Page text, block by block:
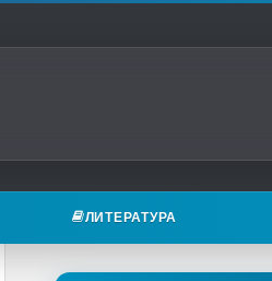
ЛИТЕРАТУРА